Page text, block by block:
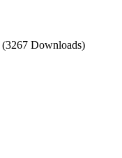
(3267 Downloads)